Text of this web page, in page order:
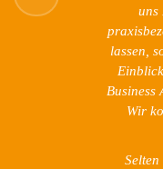
uns
lassen,
Business
Wir